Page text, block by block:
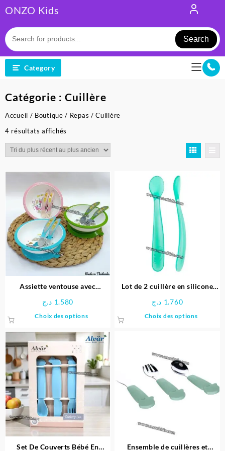
to
content
ONZO Kids
Search
Category
Catégorie : Cuillère
Accueil / Boutique / Repas / Cuillère
4 résultats affichés
plus
au
ancien
Assiette ventouse avec
1.580 د.ج
Choix des options
a
plusieurs
variations.
Les
options
peuvent
être
choisies
Lot de 2 cuillère en silicone
1.760 د.ج
Choix des options
options
Set De Couverts Bébé En
Ensemble de cuillères et